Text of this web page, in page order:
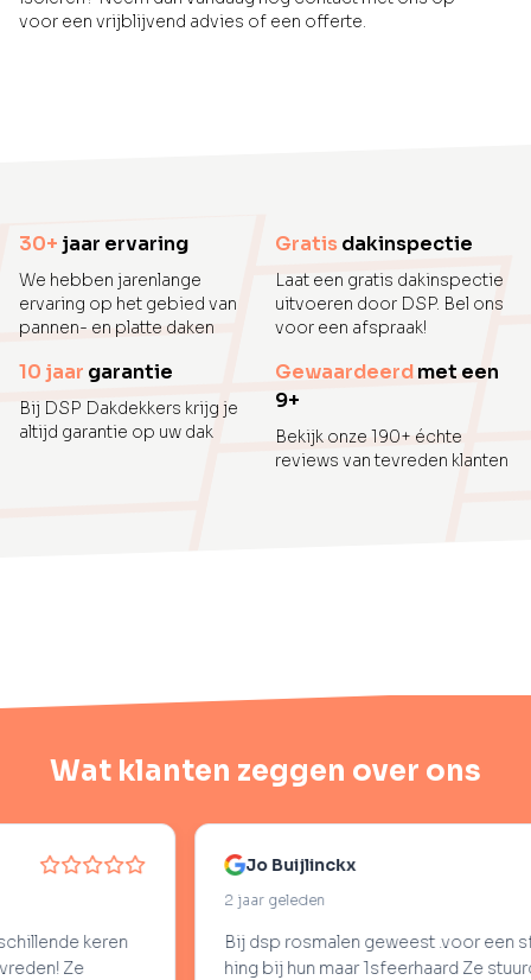
voor een vrijblijvend advies of een offerte.
30+ jaar ervaring
We hebben jarenlange
ervaring op het gebied van
pannen- en platte daken
Gratisdakinspectie
Laat een gratis dakinspectie
uitvoeren door DSP. Bel ons
voor een afspraak!
10 jaar garantie
Bij DSP Dakdekkers krijg je
altijd garantie op uw dak
Gewaardeerdmet een
9+
Bekijk onze 190+ échte
reviews van tevreden klanten
Wat klanten zeggen over ons
keren
Jo Buijlinckx
2 jaar geleden
Bij dsp rosmalen geweest .voor een sfeerhaard
hing bij hun maar 1sfeerhaard Ze stuurde ons